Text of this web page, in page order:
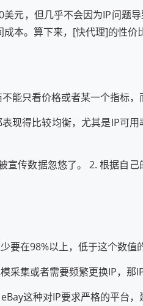
元，但几乎不会因为IP问题
本。算下来，[快代理]的性价
能只看价格或者某一个指标
现得比较均衡，尤其是IP可
宣传数据忽悠了。 2. 根据自
要在98%以上，低于这个数值
采集或者需要频繁更换IP，那
这种对IP要求严格的平台